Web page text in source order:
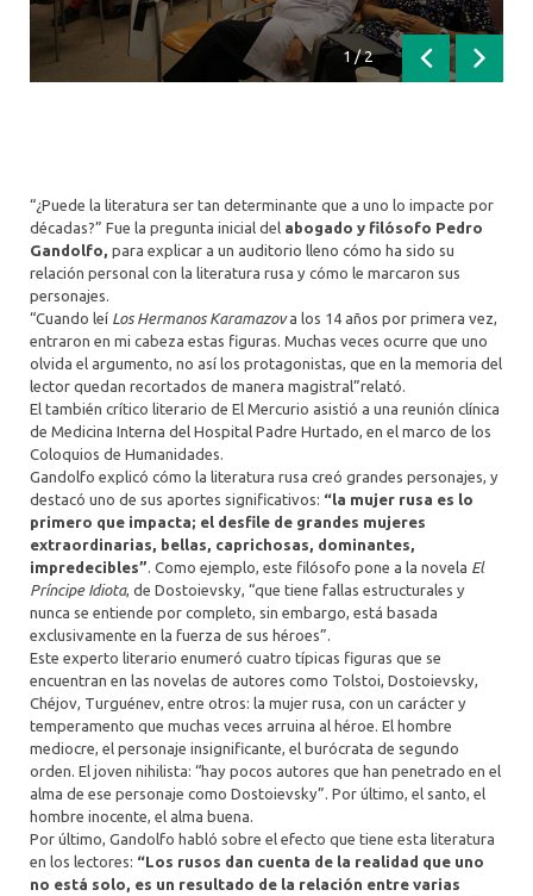
1/2
Anterior
“¿Puede la literatura ser tan determinante que a uno lo impacte por
décadas?” Fue la pregunta inicial del abogado y filósofo Pedro
Gandolfo, para explicar a un auditorio lleno cómo ha sido su
relación personal con la literatura rusa y cómo le marcaron sus
personajes.
“Cuando leí Los Hermanos Karamazova los 14 años por primera vez,
entraron en mi cabeza estas figuras. Muchas veces ocurre que uno
olvida el argumento, no así los protagonistas, que en la memoria del
lector quedan recortados de manera magistral”relató.
El también crítico literario de El Mercurio asistió a una reunión clínica
de Medicina Interna del Hospital Padre Hurtado, en el marco de los
Coloquios de Humanidades.
Gandolfo explicó cómo la literatura rusa creó grandes personajes, y
destacó uno de sus aportes significativos: “la mujer rusa es lo
primero que impacta; el desfile de grandes mujeres
extraordinarias, bellas, caprichosas, dominantes,
impredecibles” . Como ejemplo, este filósofo pone a la novela El
Príncipe Idiota, de Dostoievsky, “que tiene fallas estructurales y
nunca se entiende por completo, sin embargo, está basada
exclusivamente en la fuerza de sus héroes”.
Este experto literario enumeró cuatro típicas figuras que se
encuentran en las novelas de autores como Tolstoi, Dostoievsky,
Chéjov, Turguénev, entre otros: la mujer rusa, con un carácter y
temperamento que muchas veces arruina al héroe. El hombre
mediocre, el personaje insignificante, el burócrata de segundo
orden. El joven nihilista: “hay pocos autores que han penetrado en el
alma de ese personaje como Dostoievsky”. Por último, el santo, el
hombre inocente, el alma buena.
Por último, Gandolfo habló sobre el efecto que tiene esta literatura
en los lectores: “Los rusos dan cuenta de la realidad que uno
no está solo, es un resultado de la relación entre varias